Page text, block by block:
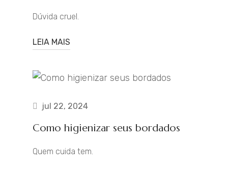
Dúvida cruel.
LEIA MAIS
jul 22, 2024
Como higienizar seus bordados
Quem cuida tem.